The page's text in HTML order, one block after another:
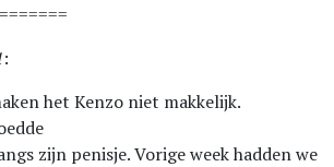
:
het Kenzo niet makkelijk.
zijn penisje. Vorige week hadden we